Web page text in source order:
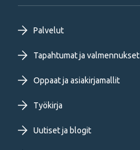
Footer
primary
menu
FI
Palvelut
Tapahtumat ja valmennukset
Oppaat ja asiakirjamallit
Työkirja
Uutiset ja blogit